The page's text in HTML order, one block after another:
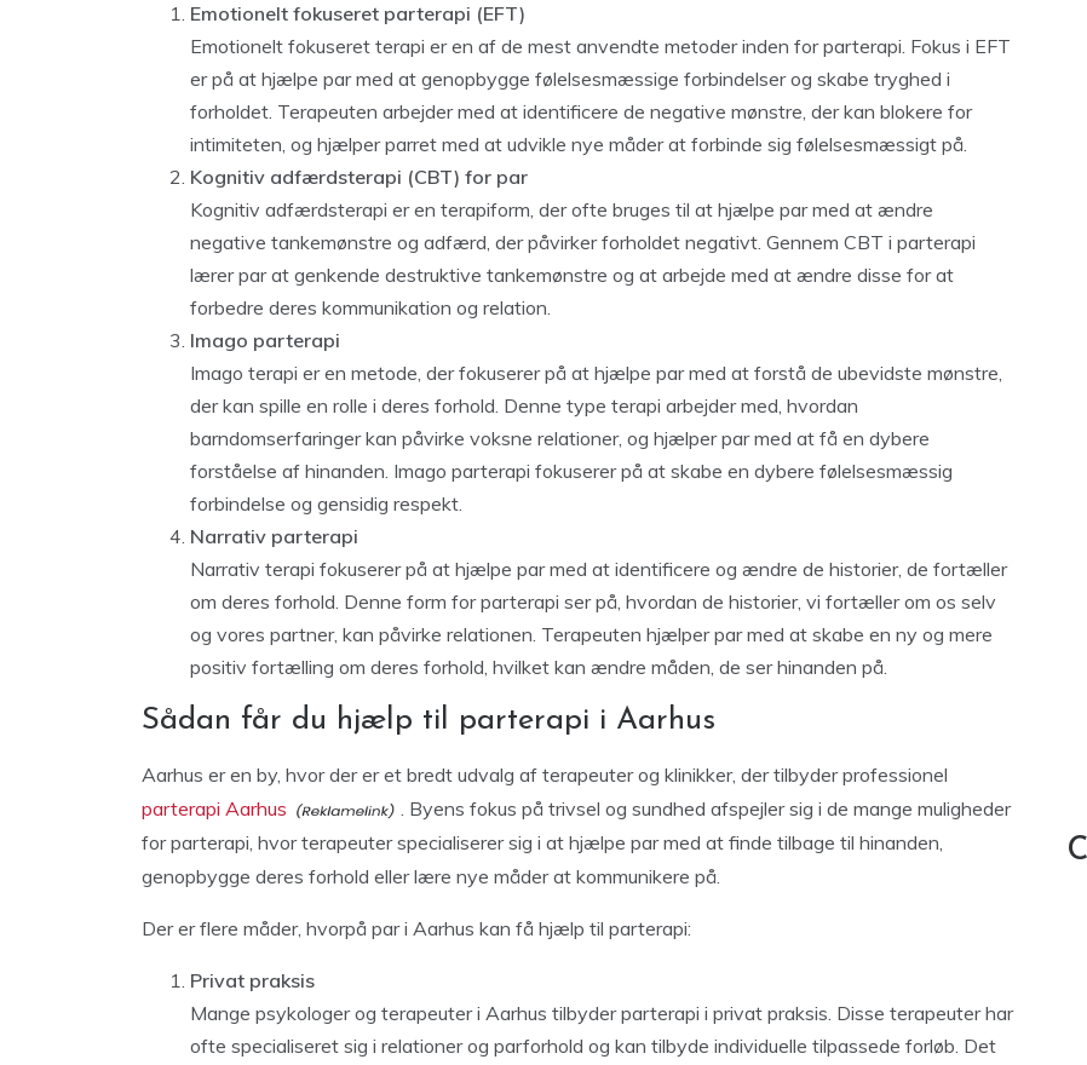
Emotionelt fokuseret parterapi (EFT)
Emotionelt fokuseret terapi er en af de mest anvendte metoder inden for parterapi. Fokus i EFT
er på at hjælpe par med at genopbygge følelsesmæssige forbindelser og skabe tryghed i
forholdet. Terapeuten arbejder med at identificere de negative mønstre, der kan blokere for
intimiteten, og hjælper parret med at udvikle nye måder at forbinde sig følelsesmæssigt på.
Kognitiv adfærdsterapi (CBT) for par
Kognitiv adfærdsterapi er en terapiform, der ofte bruges til at hjælpe par med at ændre
negative tankemønstre og adfærd, der påvirker forholdet negativt. Gennem CBT i parterapi
lærer par at genkende destruktive tankemønstre og at arbejde med at ændre disse for at
forbedre deres kommunikation og relation.
Imago parterapi
Imago terapi er en metode, der fokuserer på at hjælpe par med at forstå de ubevidste mønstre,
der kan spille en rolle i deres forhold. Denne type terapi arbejder med, hvordan
barndomserfaringer kan påvirke voksne relationer, og hjælper par med at få en dybere
forståelse af hinanden. Imago parterapi fokuserer på at skabe en dybere følelsesmæssig
forbindelse og gensidig respekt.
Narrativ parterapi
Narrativ terapi fokuserer på at hjælpe par med at identificere og ændre de historier, de fortæller
om deres forhold. Denne form for parterapi ser på, hvordan de historier, vi fortæller om os selv
og vores partner, kan påvirke relationen. Terapeuten hjælper par med at skabe en ny og mere
positiv fortælling om deres forhold, hvilket kan ændre måden, de ser hinanden på.
Sådan får du hjælp til parterapi i Aarhus
Aarhus er en by, hvor der er et bredt udvalg af terapeuter og klinikker, der tilbyder professionel
parterapi Aarhus
. Byens fokus på trivsel og sundhed afspejler sig i de mange muligheder
for parterapi, hvor terapeuter specialiserer sig i at hjælpe par med at finde tilbage til hinanden,
genopbygge deres forhold eller lære nye måder at kommunikere på.
Der er flere måder, hvorpå par i Aarhus kan få hjælp til parterapi:
Privat praksis
Mange psykologer og terapeuter i Aarhus tilbyder parterapi i privat praksis. Disse terapeuter har
ofte specialiseret sig i relationer og parforhold og kan tilbyde individuelle tilpassede forløb. Det